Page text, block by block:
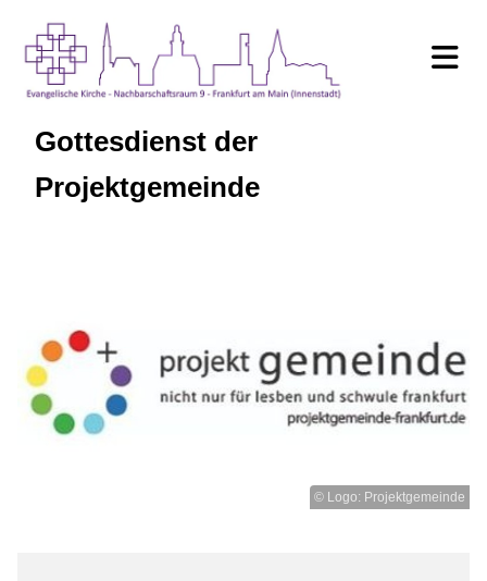
Gottesdienst der
Projektgemeinde
© Logo: Projektgemeinde